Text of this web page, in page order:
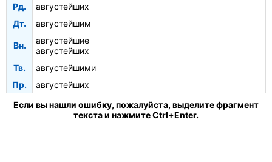
Рд.
августейших
Дт.
августейшим
Вн.
августейшие
августейших
Тв.
августейшими
Пр.
августейших
Если вы нашли ошибку, пожалуйста, выделите фрагмент
текста и нажмите Ctrl+Enter.